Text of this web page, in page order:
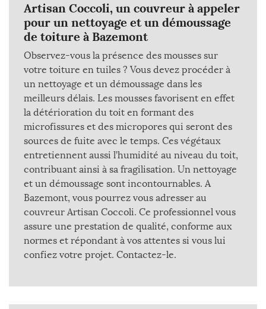
Artisan Coccoli, un couvreur à appeler
pour un nettoyage et un démoussage
de toiture à Bazemont
Observez-vous la présence des mousses sur
votre toiture en tuiles ? Vous devez procéder à
un nettoyage et un démoussage dans les
meilleurs délais. Les mousses favorisent en effet
la détérioration du toit en formant des
microfissures et des micropores qui seront des
sources de fuite avec le temps. Ces végétaux
entretiennent aussi l’humidité au niveau du toit,
contribuant ainsi à sa fragilisation. Un nettoyage
et un démoussage sont incontournables. A
Bazemont, vous pourrez vous adresser au
couvreur Artisan Coccoli. Ce professionnel vous
assure une prestation de qualité, conforme aux
normes et répondant à vos attentes si vous lui
confiez votre projet. Contactez-le.